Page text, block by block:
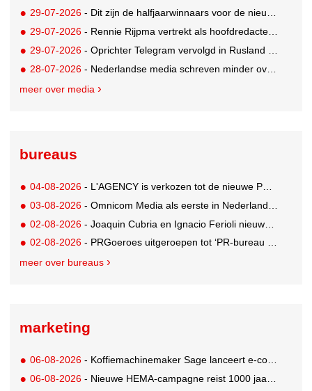
29-07-2026 - Dit zijn de halfjaarwinnaars voor de nieuwe Ster Goede Loeki 2026
29-07-2026 - Rennie Rijpma vertrekt als hoofdredacteur van het AD
29-07-2026 - Oprichter Telegram vervolgd in Rusland voor 'hulp aan terroristen'
28-07-2026 - Nederlandse media schreven minder over dit WK
meer over media
bureaus
04-08-2026 - L'AGENCY is verkozen tot de nieuwe PR-partner van KoRo
03-08-2026 - Omnicom Media als eerste in Nederland actief met advertenties in ChatGPT
02-08-2026 - Joaquin Cubria en Ignacio Ferioli nieuwe Global CCO’s GUT, Renata Neumann Global Head of Production
02-08-2026 - PRGoeroes uitgeroepen tot ‘PR-bureau van het jaar 2026’
meer over bureaus
marketing
06-08-2026 - Koffiemachinemaker Sage lanceert e-commerceplatform voor koffieliefhebbers
06-08-2026 - Nieuwe HEMA-campagne reist 1000 jaar terug in de tijd naar 'Hemastein'